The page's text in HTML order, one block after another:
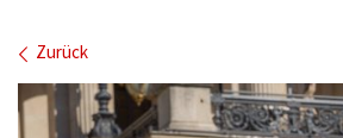
Bilder Navigation
Zurück